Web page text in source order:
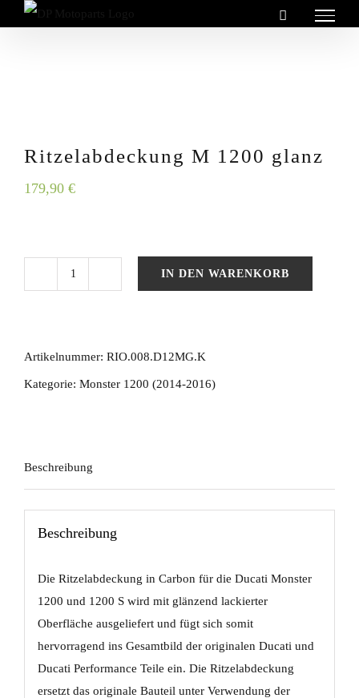
Ritzelabdeckung M 1200 glanz
179,90 €
IN DEN WARENKORB
Artikelnummer: RIO.008.D12MG.K
Kategorie: Monster 1200 (2014-2016)
Beschreibung
Beschreibung
Die Ritzelabdeckung in Carbon für die Ducati Monster
1200 und 1200 S wird mit glänzend lackierter
Oberfläche ausgeliefert und fügt sich somit
hervorragend ins Gesamtbild der originalen Ducati und
Ducati Performance Teile ein. Die Ritzelabdeckung
ersetzt das originale Bauteil unter Verwendung der